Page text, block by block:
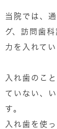
当院では、
グ、訪問歯
力を入れて
入れ歯のこ
ていない、
す。
入れ歯を使